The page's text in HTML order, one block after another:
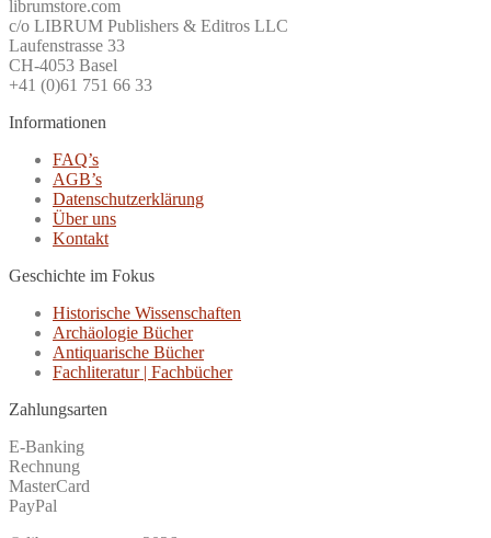
librumstore.com
c/o LIBRUM Publishers & Editros LLC
Laufenstrasse 33
CH-4053 Basel
+41 (0)61 751 66 33
Informationen
FAQ’s
AGB’s
Datenschutzerklärung
Über uns
Kontakt
Geschichte im Fokus
Historische Wissenschaften
Archäologie Bücher
Antiquarische Bücher
Fachliteratur | Fachbücher
Zahlungsarten
E-Banking
Rechnung
MasterCard
PayPal